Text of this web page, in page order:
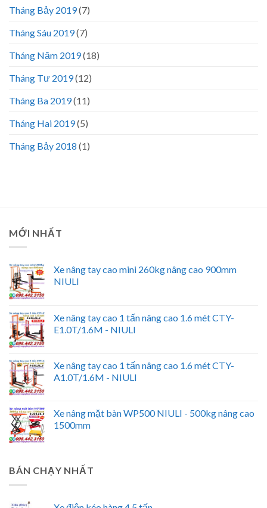
Tháng Bảy 2019(7)
Tháng Sáu 2019(7)
Tháng Năm 2019(18)
Tháng Tư 2019(12)
Tháng Ba 2019(11)
Tháng Hai 2019(5)
Tháng Bảy 2018 (1)
MỚI NHẤT
Xe nâng tay cao mini 260kg nâng cao 900mm
NIULI
Xe nâng tay cao 1 tấn nâng cao 1.6 mét CTY-
E1.0T/1.6M - NIULI
Xe nâng tay cao 1 tấn nâng cao 1.6 mét CTY-
A1.0T/1.6M - NIULI
Xe nâng mặt bàn WP500 NIULI - 500kg nâng cao
1500mm
BÁN CHẠY NHẤT